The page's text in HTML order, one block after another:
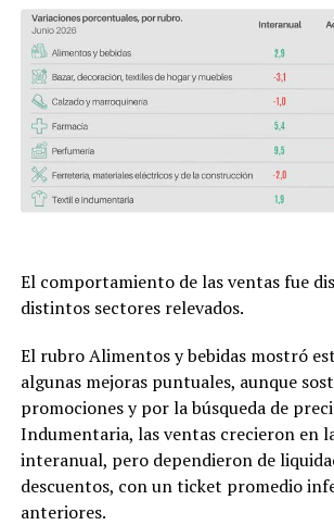
El comportamiento de las ventas fue
distintos sectores relevados.
El rubro Alimentos y bebidas mostró
algunas mejoras puntuales, aunque
promociones y por la búsqueda de
Indumentaria, las ventas crecieron en
interanual, pero dependieron de
descuentos, con un ticket promedio
anteriores.